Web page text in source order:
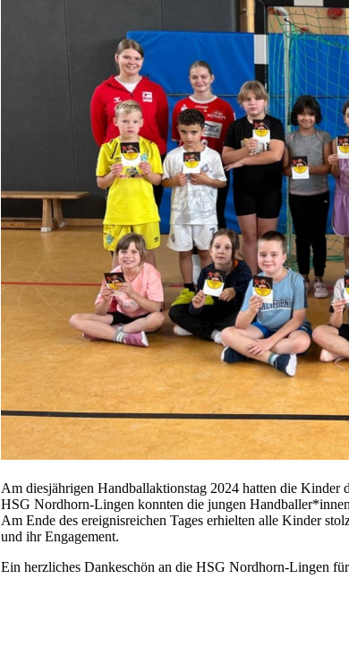
Am diesjährigen Handballaktionstag 2024 hatten die Kinder
HSG Nordhorn-Lingen konnten die jungen
Am Ende des ereignisreichen Tages erhielten alle Kinder
und ihr Engagement.
Ein herzliches Dankeschön an die HSG Nordhorn-Lingen